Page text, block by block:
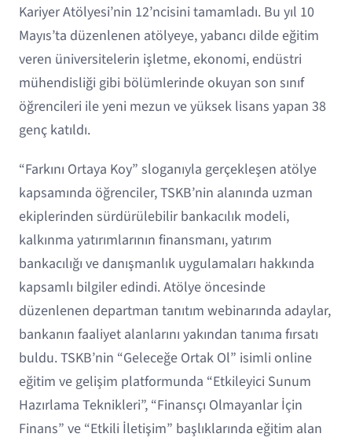
Kariyer Atölyesi’nin 12’ncisini tamamladı. Bu yıl 10
Mayıs’ta düzenlenen atölyeye, yabancı dilde eğitim
veren üniversitelerin işletme, ekonomi, endüstri
mühendisliği gibi bölümlerinde okuyan son sınıf
öğrencileri ile yeni mezun ve yüksek lisans yapan 38
genç katıldı.
“Farkını Ortaya Koy” sloganıyla gerçekleşen atölye
kapsamında öğrenciler, TSKB’nin alanında uzman
ekiplerinden sürdürülebilir bankacılık modeli,
kalkınma yatırımlarının finansmanı, yatırım
bankacılığı ve danışmanlık uygulamaları hakkında
kapsamlı bilgiler edindi. Atölye öncesinde
düzenlenen departman tanıtım webinarında adaylar,
bankanın faaliyet alanlarını yakından tanıma fırsatı
buldu. TSKB’nin “Geleceğe Ortak Ol” isimli online
eğitim ve gelişim platformunda “Etkileyici Sunum
Hazırlama Teknikleri”, “Finansçı Olmayanlar İçin
Finans” ve “Etkili İletişim” başlıklarında eğitim alan